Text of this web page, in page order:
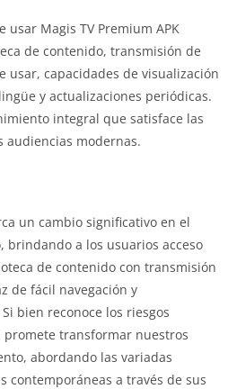
Magis TV Premium APK
de contenido, transmisión de
usar, capacidades de visualización
y actualizaciones periódicas.
integral que satisface las
audiencias modernas.
un cambio significativo en el
a los usuarios acceso
de contenido con transmisión
de fácil navegación y
bien reconoce los riesgos
promete transformar nuestros
abordando las variadas
contemporáneas a través de sus